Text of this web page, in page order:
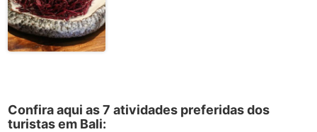
Confira aqui as 7 atividades preferidas dos
turistas em Bali: